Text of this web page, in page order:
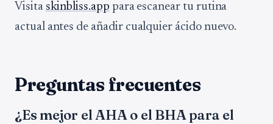
Visita skinbliss.app para escanear tu rutina
actual antes de añadir cualquier ácido nuevo.
Preguntas frecuentes
¿Es mejor el AHA o el BHA para el